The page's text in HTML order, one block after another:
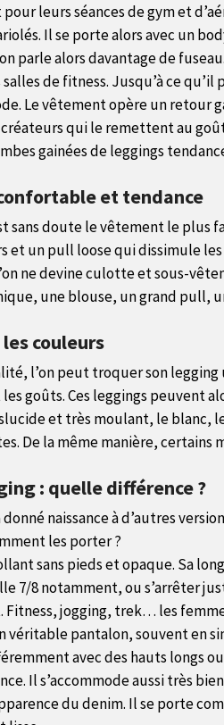
leurs séances de gym et
Il se porte alors avec un
parle alors davantage de
de fitness. Jusqu’à ce qu’il
Le vêtement opère un retour
créateurs qui le remettent au
gainées de leggings
et tendance
sans doute le vêtement le plus
et un pull loose qui dissimule
ne devine culotte et sous-
une blouse, un grand
couleurs
l’on peut troquer son
goûts. Ces leggings peuvent
et très moulant, le blanc,
De la même manière, certains
: quelle différence ?
naissance à d’autres
les porter ?
sans pieds et opaque. Sa
7/8 notamment, ou s’arrêter
jogging, trek… les
véritable pantalon, souvent en
avec des hauts longs
Il s’accommode aussi très
du denim. Il se porte